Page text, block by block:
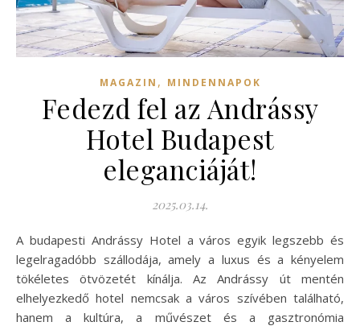
MAGAZIN , MINDENNAPOK
Fedezd fel az Andrássy
Hotel Budapest
eleganciáját!
2025.03.14.
A budapesti Andrássy Hotel a város egyik legszebb és
legelragadóbb szállodája, amely a luxus és a kényelem
tökéletes ötvözetét kínálja. Az Andrássy út mentén
elhelyezkedő hotel nemcsak a város szívében található,
hanem a kultúra, a művészet és a gasztronómia